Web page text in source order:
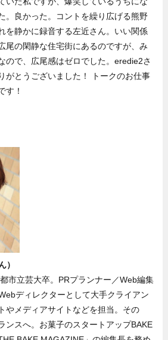
。良かった。コントを繰り広げる熊野
を静かに録音する左近さん。いい関係
尾の閑静な住宅街にあるのですが、み
ので、広尾感はゼロでした。eredie2さ
がとうございました！ トークのお仕事
す！
）
市立芸大卒。PRプランナー／Web編集
ディレクターとして大手クライアン
やメディアサイトなどを担当。その
ンスへ。お菓子のスタートアップBAKE